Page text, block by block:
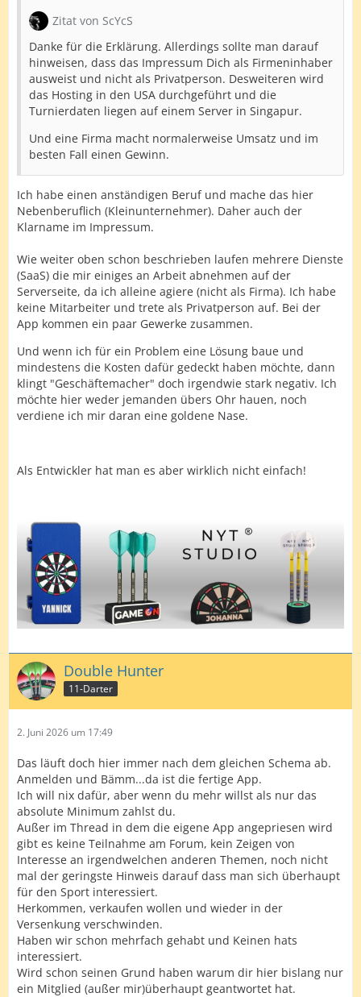
Zitat von ScYcS
Danke für die Erklärung. Allerdings sollte man darauf
hinweisen, dass das Impressum Dich als Firmeninhaber
ausweist und nicht als Privatperson. Desweiteren wird
das Hosting in den USA durchgeführt und die
Turnierdaten liegen auf einem Server in Singapur.
Und eine Firma macht normalerweise Umsatz und im
besten Fall einen Gewinn.
Ich habe einen anständigen Beruf und mache das hier
Nebenberuflich (Kleinunternehmer). Daher auch der
Klarname im Impressum.
Wie weiter oben schon beschrieben laufen mehrere Dienste
(SaaS) die mir einiges an Arbeit abnehmen auf der
Serverseite, da ich alleine agiere (nicht als Firma). Ich habe
keine Mitarbeiter und trete als Privatperson auf. Bei der
App kommen ein paar Gewerke zusammen.
Und wenn ich für ein Problem eine Lösung baue und
mindestens die Kosten dafür gedeckt haben möchte, dann
klingt "Geschäftemacher" doch irgendwie stark negativ. Ich
möchte hier weder jemanden übers Ohr hauen, noch
verdiene ich mir daran eine goldene Nase.
Als Entwickler hat man es aber wirklich nicht einfach!
Double Hunter
11-Darter
2. Juni 2026 um 17:49
Das läuft doch hier immer nach dem gleichen Schema ab.
Anmelden und Bämm...da ist die fertige App.
Ich will nix dafür, aber wenn du mehr willst als nur das
absolute Minimum zahlst du.
Außer im Thread in dem die eigene App angepriesen wird
gibt es keine Teilnahme am Forum, kein Zeigen von
Interesse an irgendwelchen anderen Themen, noch nicht
mal der geringste Hinweis darauf dass man sich überhaupt
für den Sport interessiert.
Herkommen, verkaufen wollen und wieder in der
Versenkung verschwinden.
Haben wir schon mehrfach gehabt und Keinen hats
interessiert.
Wird schon seinen Grund haben warum dir hier bislang nur
ein Mitglied (außer mir)überhaupt geantwortet hat.